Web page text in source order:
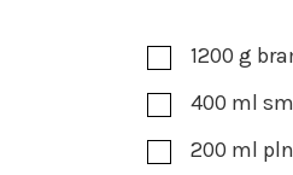
1200 g
400 ml
200 ml